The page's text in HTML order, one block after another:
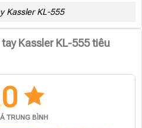
Kassler KL-555
tay Kassler KL-555 tiêu
TRUNG BÌNH